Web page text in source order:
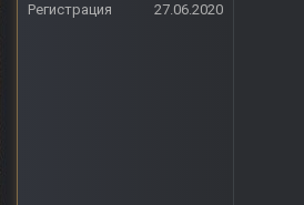
Регистрация
27.06.2020